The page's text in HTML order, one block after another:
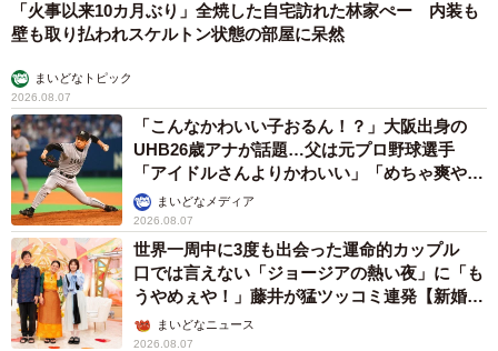
「火事以来10カ月ぶり」全焼した自宅訪れた林家ぺー 内装も
壁も取り払われスケルトン状態の部屋に呆然
まいどなトピック
2026.08.07
「こんなかわいい子おるん！？」大阪出身の
UHB26歳アナが話題…父は元プロ野球選手
「アイドルさんよりかわいい」「めちゃ爽や
か」まいどなメディア
2026.08.07
世界一周中に3度も出会った運命的カップル
口では言えない「ジョージアの熱い夜」に「も
うやめぇや！」藤井が猛ツッコミ連発【新婚さ
ん】まいどなニュース
2026.08.07